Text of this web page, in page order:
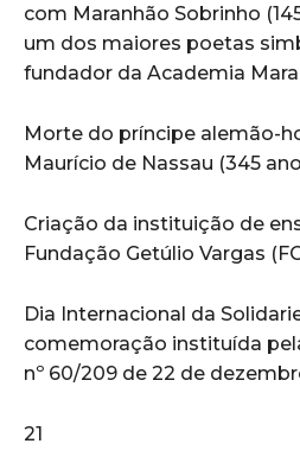
com Maranhão Sobrinho
um dos maiores poetas
fundador da Academia
Morte do príncipe alemão-
Maurício de Nassau (345
Criação da instituição de
Fundação Getúlio Vargas
Dia Internacional da
comemoração instituída
nº 60/209 de 22 de
21